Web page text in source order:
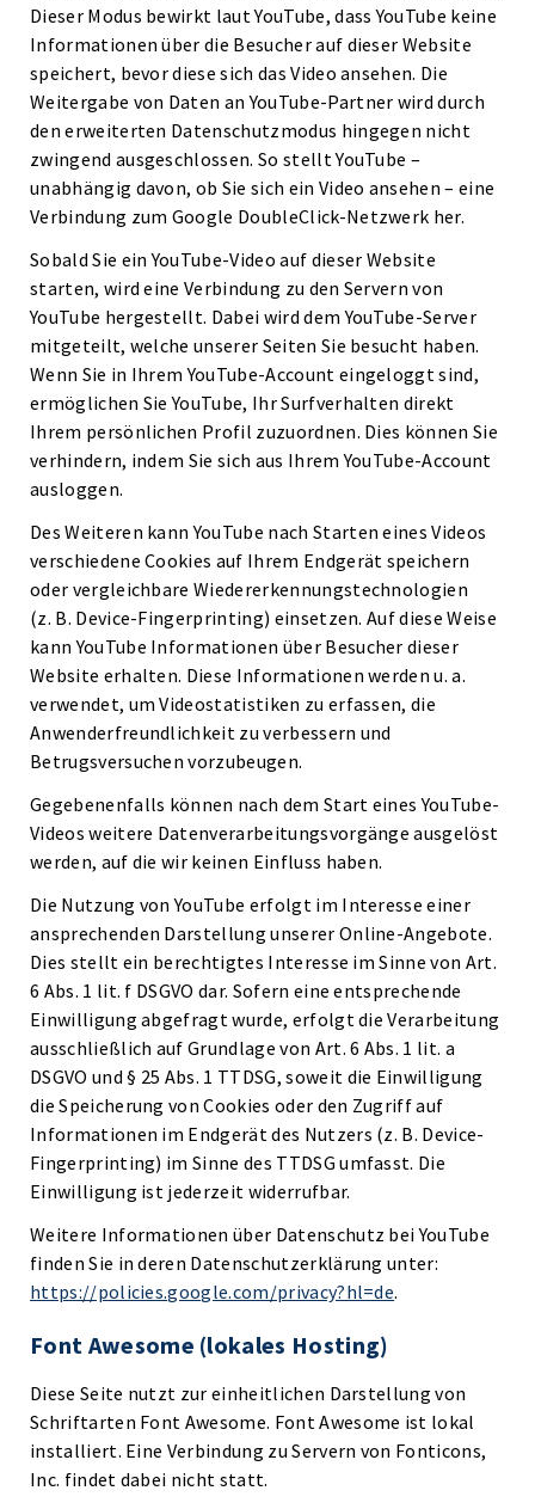
Dieser Modus bewirkt laut YouTube, dass YouTube keine
Informationen über die Besucher auf dieser Website
speichert, bevor diese sich das Video ansehen. Die
Weitergabe von Daten an YouTube-Partner wird durch
den erweiterten Datenschutzmodus hingegen nicht
zwingend ausgeschlossen. So stellt YouTube –
unabhängig davon, ob Sie sich ein Video ansehen – eine
Verbindung zum Google DoubleClick-Netzwerk her.
Sobald Sie ein YouTube-Video auf dieser Website
starten, wird eine Verbindung zu den Servern von
YouTube hergestellt. Dabei wird dem YouTube-Server
mitgeteilt, welche unserer Seiten Sie besucht haben.
Wenn Sie in Ihrem YouTube-Account eingeloggt sind,
ermöglichen Sie YouTube, Ihr Surfverhalten direkt
Ihrem persönlichen Profil zuzuordnen. Dies können Sie
verhindern, indem Sie sich aus Ihrem YouTube-Account
ausloggen.
Des Weiteren kann YouTube nach Starten eines Videos
verschiedene Cookies auf Ihrem Endgerät speichern
oder vergleichbare Wiedererkennungstechnologien
(z. B. Device-Fingerprinting) einsetzen. Auf diese Weise
kann YouTube Informationen über Besucher dieser
Website erhalten. Diese Informationen werden u. a.
verwendet, um Videostatistiken zu erfassen, die
Anwenderfreundlichkeit zu verbessern und
Betrugsversuchen vorzubeugen.
Gegebenenfalls können nach dem Start eines YouTube-
Videos weitere Datenverarbeitungsvorgänge ausgelöst
werden, auf die wir keinen Einfluss haben.
Die Nutzung von YouTube erfolgt im Interesse einer
ansprechenden Darstellung unserer Online-Angebote.
Dies stellt ein berechtigtes Interesse im Sinne von Art.
6 Abs. 1 lit. f DSGVO dar. Sofern eine entsprechende
Einwilligung abgefragt wurde, erfolgt die Verarbeitung
ausschließlich auf Grundlage von Art. 6 Abs. 1 lit. a
DSGVO und § 25 Abs. 1 TTDSG, soweit die Einwilligung
die Speicherung von Cookies oder den Zugriff auf
Informationen im Endgerät des Nutzers (z. B. Device-
Fingerprinting) im Sinne des TTDSG umfasst. Die
Einwilligung ist jederzeit widerrufbar.
Weitere Informationen über Datenschutz bei YouTube
finden Sie in deren Datenschutzerklärung unter:
https://policies.google.com/privacy?hl=de.
Font Awesome (lokales Hosting)
Diese Seite nutzt zur einheitlichen Darstellung von
Schriftarten Font Awesome. Font Awesome ist lokal
installiert. Eine Verbindung zu Servern von Fonticons,
Inc. findet dabei nicht statt.